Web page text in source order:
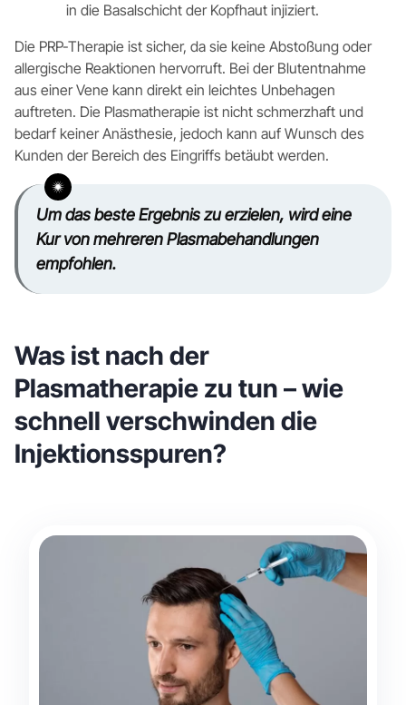
in die Basalschicht der Kopfhaut injiziert.
Die PRP-Therapie ist sicher, da sie keine Abstoßung oder
allergische Reaktionen hervorruft. Bei der Blutentnahme
aus einer Vene kann direkt ein leichtes Unbehagen
auftreten. Die Plasmatherapie ist nicht schmerzhaft und
bedarf keiner Anästhesie, jedoch kann auf Wunsch des
Kunden der Bereich des Eingriffs betäubt werden.
Um das beste Ergebnis zu erzielen, wird eine
Kur von mehreren Plasmabehandlungen
empfohlen.
Was ist nach der
Plasmatherapie zu tun – wie
schnell verschwinden die
Injektionsspuren?